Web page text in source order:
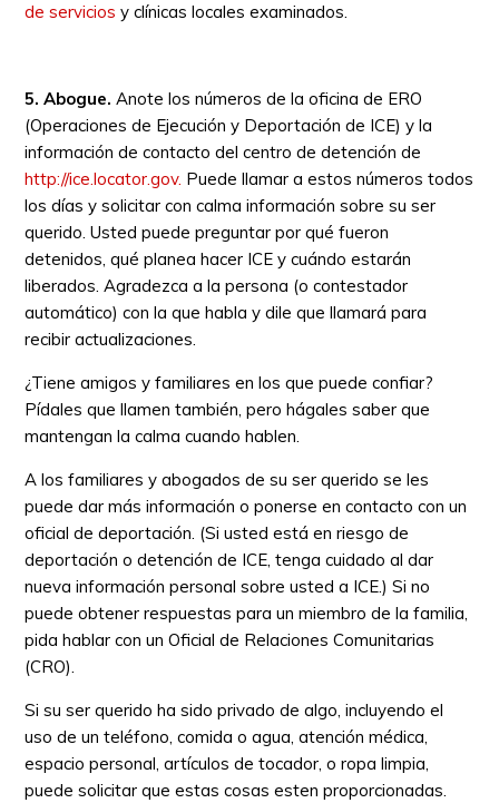
de servicios y clínicas locales examinados.
5. Abogue. Anote los números de la oficina de ERO
(Operaciones de Ejecución y Deportación de ICE) y la
información de contacto del centro de detención de
http://ice.locator.gov. Puede llamar a estos números todos
los días y solicitar con calma información sobre su ser
querido. Usted puede preguntar por qué fueron
detenidos, qué planea hacer ICE y cuándo estarán
liberados. Agradezca a la persona (o contestador
automático) con la que habla y dile que llamará para
recibir actualizaciones.
¿Tiene amigos y familiares en los que puede confiar?
Pídales que llamen también, pero hágales saber que
mantengan la calma cuando hablen.
A los familiares y abogados de su ser querido se les
puede dar más información o ponerse en contacto con un
oficial de deportación. (Si usted está en riesgo de
deportación o detención de ICE, tenga cuidado al dar
nueva información personal sobre usted a ICE.) Si no
puede obtener respuestas para un miembro de la familia,
pida hablar con un Oficial de Relaciones Comunitarias
(CRO).
Si su ser querido ha sido privado de algo, incluyendo el
uso de un teléfono, comida o agua, atención médica,
espacio personal, artículos de tocador, o ropa limpia,
puede solicitar que estas cosas esten proporcionadas.